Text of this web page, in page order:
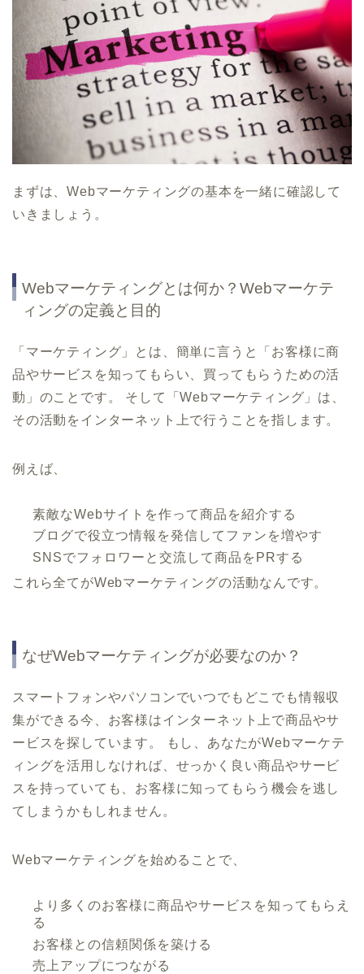
まずは、Webマーケティングの基本を一緒に確認して
いきましょう。
Webマーケティングとは何か？Webマーケテ
ィングの定義と目的
「マーケティング」とは、簡単に言うと「お客様に商
品やサービスを知ってもらい、買ってもらうための活
動」のことです。 そして「Webマーケティング」は、
その活動をインターネット上で行うことを指します。
例えば、
素敵なWebサイトを作って商品を紹介する
ブログで役立つ情報を発信してファンを増やす
SNSでフォロワーと交流して商品をPRする
これら全てがWebマーケティングの活動なんです。
なぜWebマーケティングが必要なのか？
スマートフォンやパソコンでいつでもどこでも情報収
集ができる今、お客様はインターネット上で商品やサ
ービスを探しています。 もし、あなたがWebマーケテ
ィングを活用しなければ、せっかく良い商品やサービ
スを持っていても、お客様に知ってもらう機会を逃し
てしまうかもしれません。
Webマーケティングを始めることで、
より多くのお客様に商品やサービスを知ってもらえ
る
お客様との信頼関係を築ける
売上アップにつながる